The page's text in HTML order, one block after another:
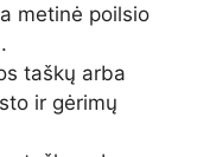
metinė poilsio
taškų arba
ir gėrimų